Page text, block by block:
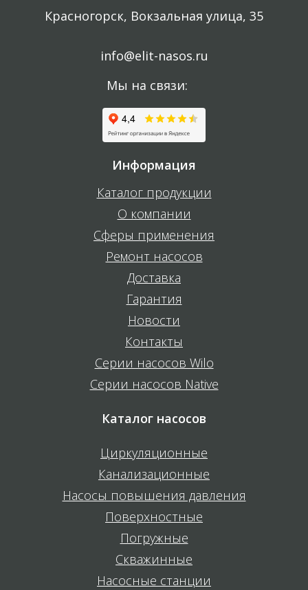
Красногорск, Вокзальная улица, 35
info@elit-nasos.ru
Мы на связи:
Информация
Каталог продукции
О компании
Сферы применения
Ремонт насосов
Доставка
Гарантия
Новости
Контакты
Серии насосов Wilo
Серии насосов Native
Каталог насосов
Циркуляционные
Канализационные
Насосы повышения давления
Поверхностные
Погружные
Скважинные
Насосные станции